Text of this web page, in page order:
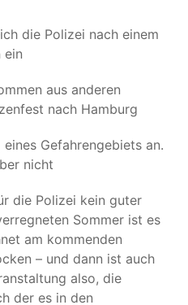
die Polizei nach einem
ein
aus anderen
nach Hamburg
Gefahrengebiets an.
nicht
die Polizei kein guter
Sommer ist es
am kommenden
– und dann ist auch
also, die
der es in den